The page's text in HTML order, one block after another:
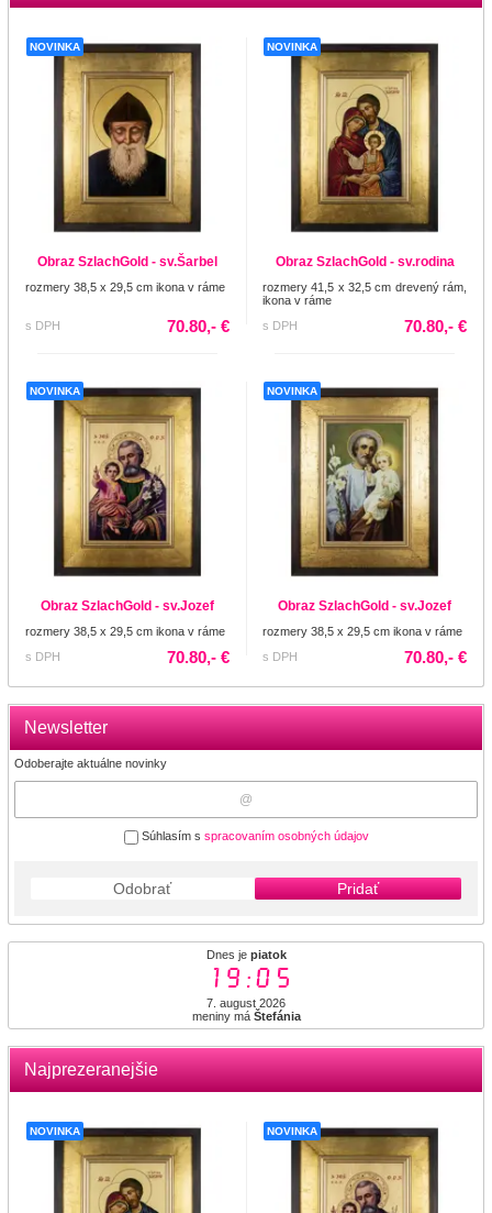
Newsletter
Odoberajte aktuálne novinky
Súhlasím s spracovaním osobných údajov
Odobrať Pridať
Dnes je piatok
19:05
7. august 2026
meniny má Štefánia
Najprezeranejšie
NOVINKA NOVINKA
NOVINKA
Obraz SzlachGold - sv.Šarbel
rozmery 38,5 x 29,5 cm ikona v ráme
s DPH 70.80,- €
NOVINKA
Obraz SzlachGold - sv.rodina
rozmery 41,5 x 32,5 cm drevený rám,
ikona v ráme
s DPH
70.80,- €
NOVINKA
Obraz SzlachGold - sv.Jozef
rozmery 38,5 x 29,5 cm ikona v ráme
s DPH
70.80,- €
NOVINKA
Obraz SzlachGold - sv.Jozef
rozmery 38,5 x 29,5 cm ikona v ráme
s DPH
70.80,- €